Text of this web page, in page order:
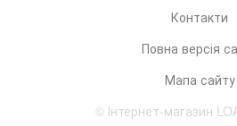
Контакти
Повна версія
Мапа сайту
© Інтернет-магазин